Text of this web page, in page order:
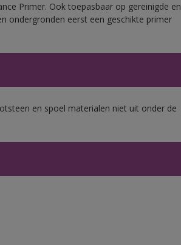
Primer. Ook toepasbaar op gereinigde en
ondergronden eerst een geschikte primer
en spoel materialen niet uit onder de